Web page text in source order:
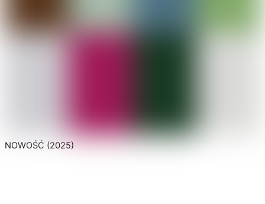
NOWOŚĆ (2025)